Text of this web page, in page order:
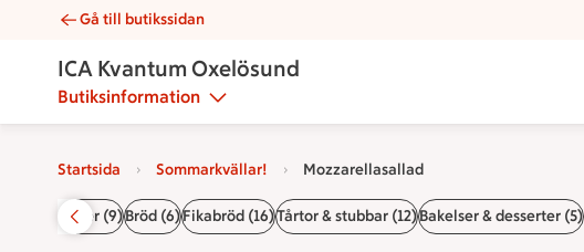
Mozzarellasallad | Catering ICA Kvantum Oxelösund
Gå till butikssidan
ICA Kvantum Oxelösund
Butiksinformation
Startsida Sommarkvällar! Mozzarellasallad
Baguetter (9)Bröd (6)Fikabröd (16)Tårtor & stubbar (12)Bakelser & desserter (5)